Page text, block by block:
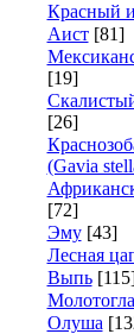
Красный
Аист [81]
[19]
[26]
(Gavia
[72]
Эму [43]
Лесная
Выпь
Олуша